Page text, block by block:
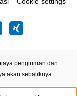
pengiriman dan
sebaliknya.